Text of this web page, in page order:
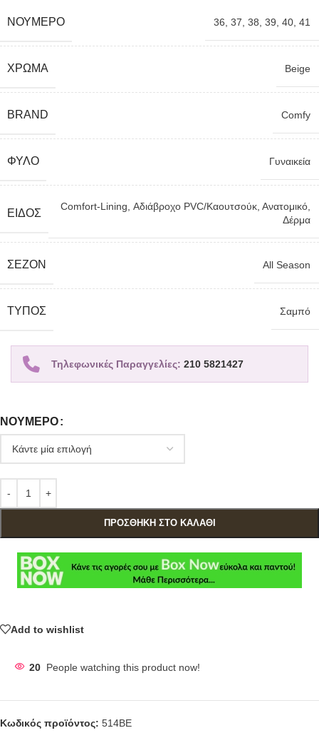
ΝΟΎΜΕΡΟ 36, 37, 38, 39, 40, 41
ΧΡΏΜΑ Beige
BRAND Comfy
ΦΎΛΟ Γυναικεία
ΕΊΔΟΣ
Comfort-Lining, Αδιάβροχο PVC/Καουτσούκ, Ανατομικό,
Δέρμα
ΣΕΖΌΝ All Season
TΎΠΟΣ Σαμπό
Τηλεφωνικές Παραγγελίες: 210 5821427
ΝΟΎΜΕΡΟ
ΠΡΟΣΘΉΚΗ ΣΤΟ ΚΑΛΆΘΙ
Add to wishlist
20 People watching this product now!
Κωδικός προϊόντος: 514BE